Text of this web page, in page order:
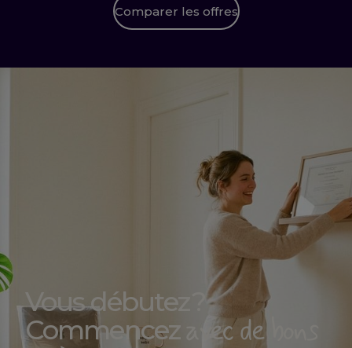
Comparer les offres
Vous débutez ?
Commencez
avec de bons